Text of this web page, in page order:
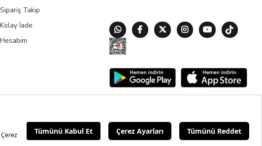
Sipariş Takip
Kolay İade
Hesabım